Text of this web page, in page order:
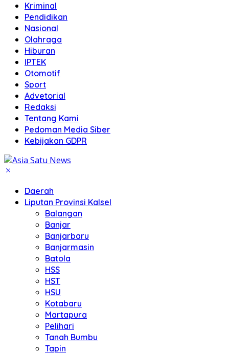
Kriminal
Pendidikan
Nasional
Olahraga
Hiburan
IPTEK
Otomotif
Sport
Advetorial
Redaksi
Tentang Kami
Pedoman Media Siber
Kebijakan GDPR
Daerah
Liputan Provinsi Kalsel
Balangan
Banjar
Banjarbaru
Banjarmasin
Batola
HSS
HST
HSU
Kotabaru
Martapura
Pelihari
Tanah Bumbu
Tapin